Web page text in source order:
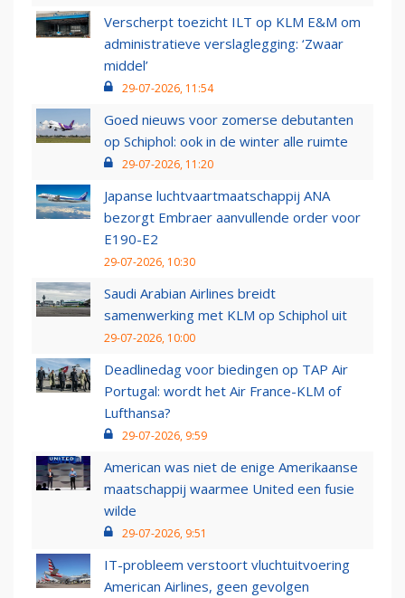
Verscherpt toezicht ILT op KLM E&M om
administratieve verslaglegging: ‘Zwaar
middel’
29-07-2026, 11:54
Goed nieuws voor zomerse debutanten
op Schiphol: ook in de winter alle ruimte
29-07-2026, 11:20
Japanse luchtvaartmaatschappij ANA
bezorgt Embraer aanvullende order voor
E190-E2
29-07-2026, 10:30
Saudi Arabian Airlines breidt
samenwerking met KLM op Schiphol uit
29-07-2026, 10:00
Deadlinedag voor biedingen op TAP Air
Portugal: wordt het Air France-KLM of
Lufthansa?
29-07-2026, 9:59
American was niet de enige Amerikaanse
maatschappij waarmee United een fusie
wilde
29-07-2026, 9:51
IT-probleem verstoort vluchtuitvoering
American Airlines, geen gevolgen